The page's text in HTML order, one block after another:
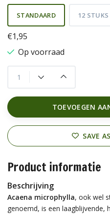
STANDAARD 12 STUKS
€1,95
Op voorraad
TOEVOEGEN
SAVE
Product informatie
Beschrijving
Acaena microphylla, ook wel
genoemd, is een laagblijvende,